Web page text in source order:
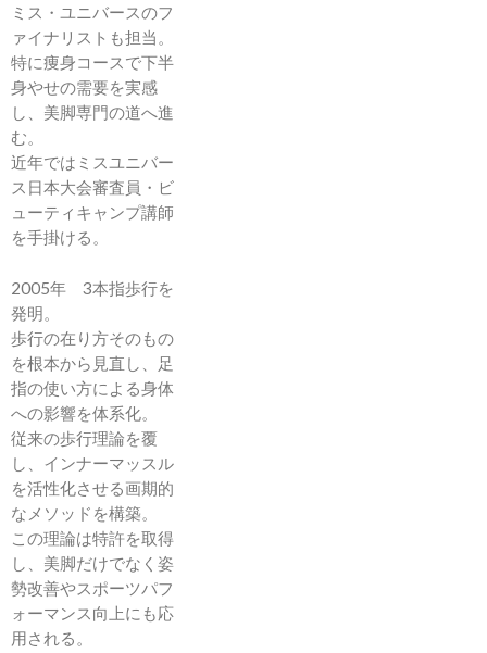
ミス・ユニバースのフ
ァイナリストも担当。
特に痩身コースで下半
身やせの需要を実感
し、美脚専門の道へ進
む。
近年ではミスユニバー
ス日本大会審査員・ビ
ューティキャンプ講師
を手掛ける。
2005年 3本指歩行を
発明。
歩行の在り方そのもの
を根本から見直し、足
指の使い方による身体
への影響を体系化。
従来の歩行理論を覆
し、インナーマッスル
を活性化させる画期的
なメソッドを構築。
この理論は特許を取得
し、美脚だけでなく姿
勢改善やスポーツパフ
ォーマンス向上にも応
用される。